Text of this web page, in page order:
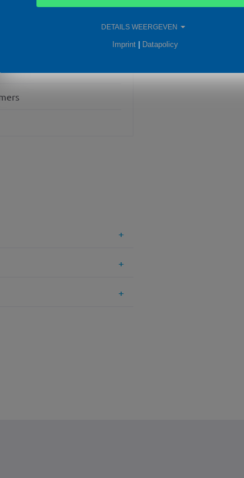
DETAILS WEERGEVEN
Imprint | Datapolicy